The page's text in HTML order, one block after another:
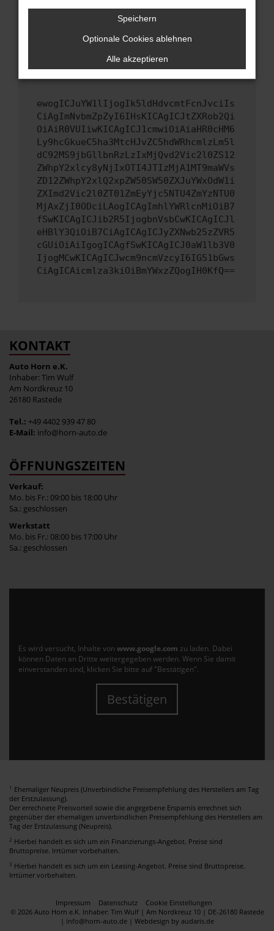
Wende dich an den Webseitenbetreiber.
Wenn du alle oben genannten Schritte versucht
hast, kontaktiere uns bitte. Wir werden
versuchen, das Problem zu beheben. Du kannst
uns diesen Text schicken, um uns bei der
ewogICJuYW1lIjogIk5ldHdvcmtFcnJvciIs
CiAgImNvbmZpZyI6IHsKICAgICJtZXRob2Qi
OiAiR0VUIiwKICAgICJ1cmwiOiAiaHR0cHM6
Ly9hcGkueC5ha3MtcHJvZC5hdWRhcmlzLm5l
dC92MS9jbGllbnRzLzIxMjQvd2Vic2l0ZS12
ZWhpY2xlcy8yNjIxOTI4JTIzMjA1MT9maWVs
ZD12ZWhpY2xlQ2xpZW50SW50ZXJuYWxOdW1i
ZXImd2Vic2l0ZT01ZmEyYjc5NTU4ZmYzNTU0
MjAxZjI0ODciLAogICAgImhlYWRlcnMiOiB7
fSwKICAgICJib2R5IjogbnVsbCwKICAgICJl
eHBlY3QiOiB7CiAgICAgICJyZXNwb25zZVR5
cGUiOiAiIgogICAgfSwKICAgICJ0aW1lb3V0
IjogMCwKICAgICJwcm9ncmVzcyI6IG51bGws
CiAgICAicmlza3kiOiBmYWxzZQogIH0KfQ==
KONTAKT
Auto Horn e.K.
Inhaber: Tim Wulf
Am Nordkreuz 10
26180 Rastede
Tel.: +49 4402 939 47 80
E-Mail: info@horn-auto.de
ÖFFNUNGSZEITEN
Verkauf:
Mo. bis Fr.: 09:00 bis 18:00 Uhr
Sa.: geschlossen
Werkstatt
Mo. bis Fr.: 08:00 bis 17:00 Uhr
Sa.: geschlossen
Es wird versucht, Inhalte von www.google.com zu laden. Dabei
können Daten an Dritte weitergegeben werden. Wenn Sie damit
einverstanden sind, klicken Sie bitte auf "Bestätigen".
Bestätigen
1 Ehemaliger Neupreis (Unverbindliche Preisempfehlung des Herstellers am Tag
der Erstzulassung).
Der errechnete Preisvorteil sowie die angegebene Ersparnis errechnet sich
gegenüber der ehemaligen unverbindlichen Preisempfehlung des Herstellers am
Tag der Erstzulassung (Neupreis).
2 Hierbei handelt es sich um ein Finanzierungs-Angebot. Preise sind
Bruttopreise. Irrtümer vorbehalten.
3 Hierbei handelt es sich um ein Leasing-Angebot. Preise sind Bruttopreise.
Irrtümer vorbehalten.
Impressum Datenschutz
Cookie Einstellungen
© 2026 Auto Horn e.K. Inhaber: Tim Wulf | Am Nordkreuz 10 | DE-26180 Rastede
| info@horn-auto.de | Webdesign by audaris.de
Speichern
Optionale Cookies ablehnen
Alle akzeptieren